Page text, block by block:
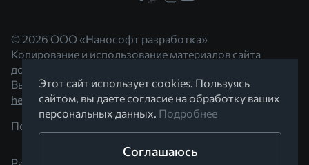
© 2026 ООО «Нанософт разработка»
Копирование и использование материалов сайта
допускается с согласия правообладателя.
Вы можете обратиться к нам по адресу
hello@nanocad.ru
Политика конфиденциальности
Этот сайт использует cookies. Пользуясь
сайтом, вы даете согласие на обработку ваших
персональных данных. Подробнее
Соглашаюсь